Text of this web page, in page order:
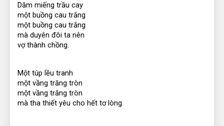
Dăm miếng trầu cay
một buồng cau trắng
một buồng cau trắng
mà duyên đôi ta nên
vợ thành chồng.
Một túp lều tranh
một vầng trăng tròn
một vầng trăng tròn
mà tha thiết yêu cho hết tơ lòng.